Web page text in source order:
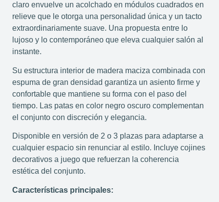
claro envuelve un acolchado en módulos cuadrados en
relieve que le otorga una personalidad única y un tacto
extraordinariamente suave. Una propuesta entre lo
lujoso y lo contemporáneo que eleva cualquier salón al
instante.
Su estructura interior de madera maciza combinada con
espuma de gran densidad garantiza un asiento firme y
confortable que mantiene su forma con el paso del
tiempo. Las patas en color negro oscuro complementan
el conjunto con discreción y elegancia.
Disponible en versión de 2 o 3 plazas para adaptarse a
cualquier espacio sin renunciar al estilo. Incluye cojines
decorativos a juego que refuerzan la coherencia
estética del conjunto.
Características principales: